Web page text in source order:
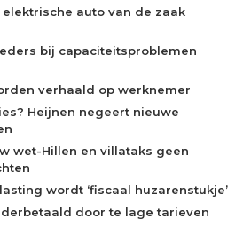
auto van de zaak
bij capaciteitsproblemen
verhaald op werknemer
Heijnen negeert nieuwe
wet-Hillen en villataks geen
wordt ‘fiscaal huzarenstukje’
door te lage tarieven